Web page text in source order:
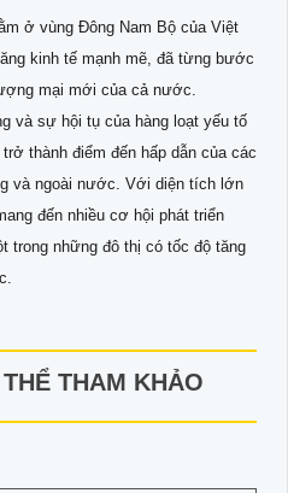
ở vùng Đông Nam Bộ của Việt
kinh tế mạnh mẽ, đã từng bước
mại mới của cả nước.
và sự hội tụ của hàng loạt yếu tố
thành điểm đến hấp dẫn của các
và ngoài nước. Với diện tích lớn
đến nhiều cơ hội phát triển
trong những đô thị có tốc độ tăng
THAM KHẢO